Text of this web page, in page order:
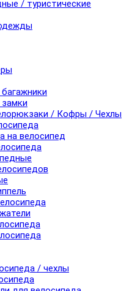
/ туристические
/ Кофры / Чехлы
на велосипед
/ чехлы